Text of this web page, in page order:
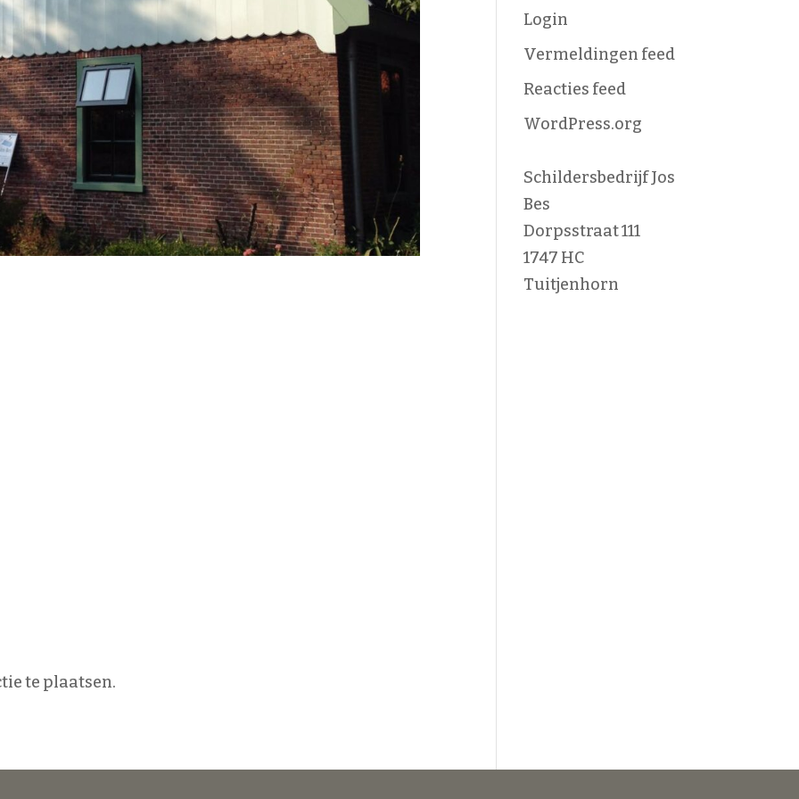
te plaatsen.
Login
Vermeldingen feed
Reacties feed
WordPress.org
Schildersbedrijf Jos
Bes
Dorpsstraat 111
1747 HC
Tuitjenhorn